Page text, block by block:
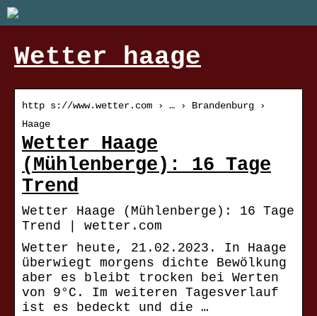
Wetter haage
http s://www.wetter.com › … › Brandenburg ›
Haage
Wetter Haage
(Mühlenberge): 16 Tage
Trend
Wetter Haage (Mühlenberge): 16 Tage
Trend | wetter.com
Wetter heute, 21.02.2023. In Haage
überwiegt morgens dichte Bewölkung
aber es bleibt trocken bei Werten
von 9°C. Im weiteren Tagesverlauf
ist es bedeckt und die …